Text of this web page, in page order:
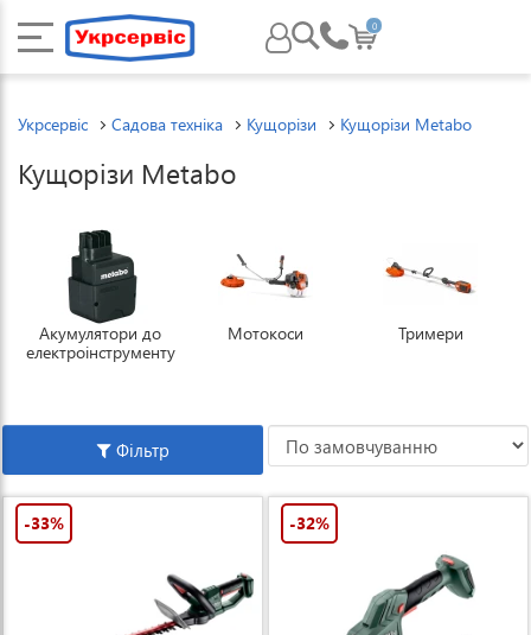
0
Укрсервіс Садова техніка Кущорізи Кущорізи Metabo
Кущорізи Metabo
Акумулятори до
електроінструменту
Мотокоси Тримери
Фільтр
-33% -32%